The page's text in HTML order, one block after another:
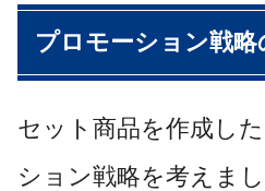
プロモーション戦略
セット商品を作成し
ション戦略を考えまし